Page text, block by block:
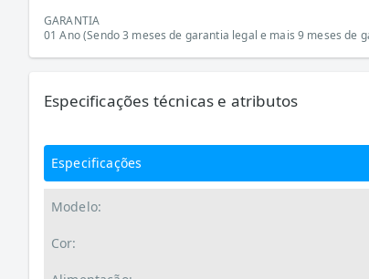
GARANTIA
01 Ano (Sendo 3 meses de garantia legal e mais 9 meses de
Especificações técnicas e atributos
Especificações
Modelo:
Cor: